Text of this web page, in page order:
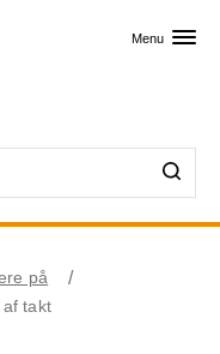
Menu
på
takt